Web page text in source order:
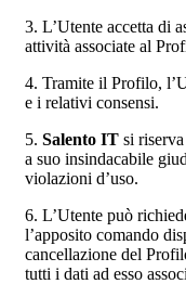
3. L’Utente accetta di
attività associate al
4. Tramite il Profilo,
e i relativi consensi.
5. Salento IT si
a suo insindacabile
violazioni d’uso.
6. L’Utente può
l’apposito comando
cancellazione del
tutti i dati ad esso